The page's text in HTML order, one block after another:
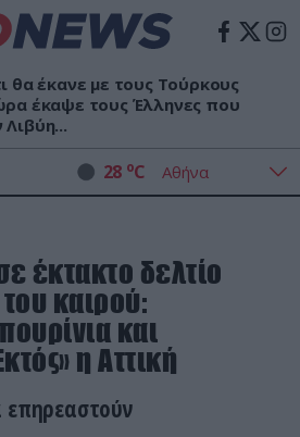
θα έκανε με τους Τούρκους
έκαψε τους Έλληνες που
28 oC
έκτακτο δελτίο
καιρού:
και
η Αττική
επηρεαστούν